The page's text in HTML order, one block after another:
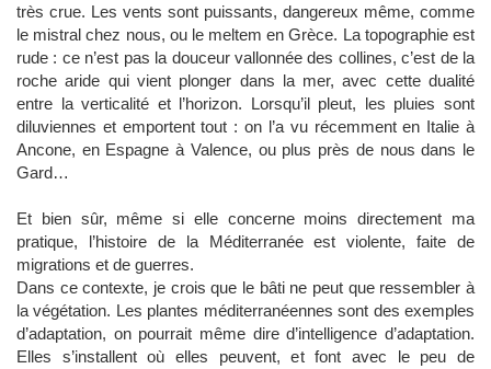
très crue. Les vents sont puissants, dangereux même, comme
le mistral chez nous, ou le meltem en Grèce. La topographie est
rude : ce n’est pas la douceur vallonnée des collines, c’est de la
roche aride qui vient plonger dans la mer, avec cette dualité
entre la verticalité et l’horizon. Lorsqu’il pleut, les pluies sont
diluviennes et emportent tout : on l’a vu récemment en Italie à
Ancone, en Espagne à Valence, ou plus près de nous dans le
Gard…
Et bien sûr, même si elle concerne moins directement ma
pratique, l’histoire de la Méditerranée est violente, faite de
migrations et de guerres.
Dans ce contexte, je crois que le bâti ne peut que ressembler à
la végétation. Les plantes méditerranéennes sont des exemples
d’adaptation, on pourrait même dire d’intelligence d’adaptation.
Elles s’installent où elles peuvent, et font avec le peu de